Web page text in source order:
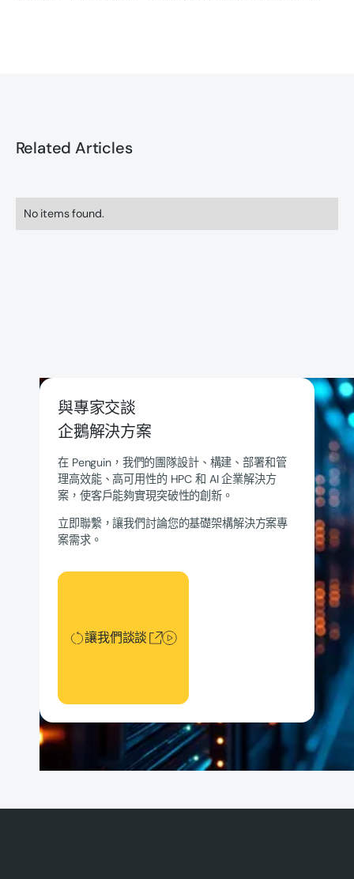
Related Articles
No items found.
與專家交談
企鵝解決方案
在 Penguin，我們的團隊設計、構建、部署和管
理高效能、高可用性的 HPC 和 AI 企業解決方
案，使客戶能夠實現突破性的創新。
立即聯繫，讓我們討論您的基礎架構解決方案專
案需求。
讓我們談談
讓我們談談